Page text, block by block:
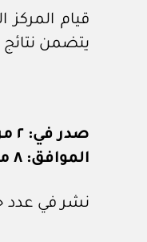
قيام المركز
يتضمن نتائج
صدر في: ٢ من صفر ١٤٤٦هـ
الموافق: ٨ من أغسطس ٢٠٢٤م
نشر في عدد جريدة أم